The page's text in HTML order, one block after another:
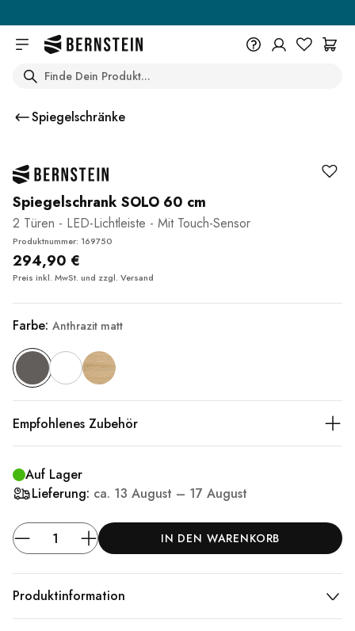
Search
Spiegelschränke
Spiegelschrank SOLO 60 cm
2 Türen - LED-Lichtleiste - Mit Touch-Sensor
Produktnummer: 169750
294,90 €
Preis inkl. MwSt. und zzgl. Versand
Farbe: Anthrazit matt
Empfohlenes Zubehör
Auf Lager
Lieferung: ca. 13 August – 17 August
IN DEN WARENKORB
Produktinformation